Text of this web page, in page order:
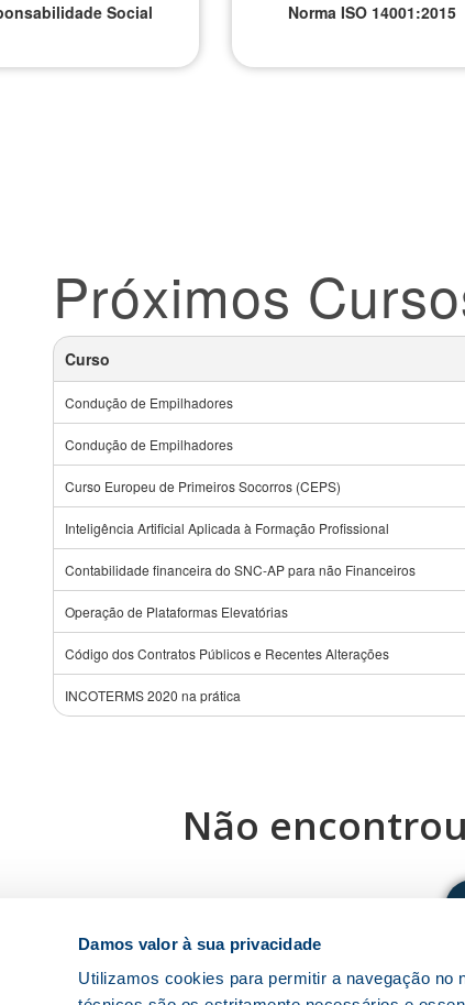
Damos valor à sua privacidade
Utilizamos cookies para permitir a navegação
Social Norma ISO 14001:2015
Próximos
Curso
Condução de Empilhadores
Condução de Empilhadores
Curso Europeu de Primeiros Socorros (CEPS)
Inteligência Artificial Aplicada à Formação Profissional
Contabilidade financeira do SNC-AP para não Financeiros
Operação de Plataformas Elevatórias
Código dos Contratos Públicos e Recentes Alterações
INCOTERMS 2020 na prática
Não